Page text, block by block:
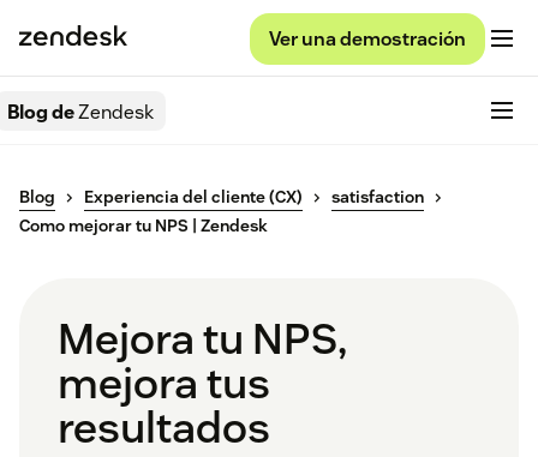
Ver una demostración
Blog deZendesk
Blog Experiencia del cliente (CX)
satisfaction
Como mejorar tu NPS | Zendesk
Mejora tu NPS,
mejora tus
resultados